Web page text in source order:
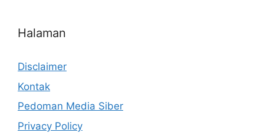
Halaman
Disclaimer
Kontak
Pedoman Media Siber
Privacy Policy